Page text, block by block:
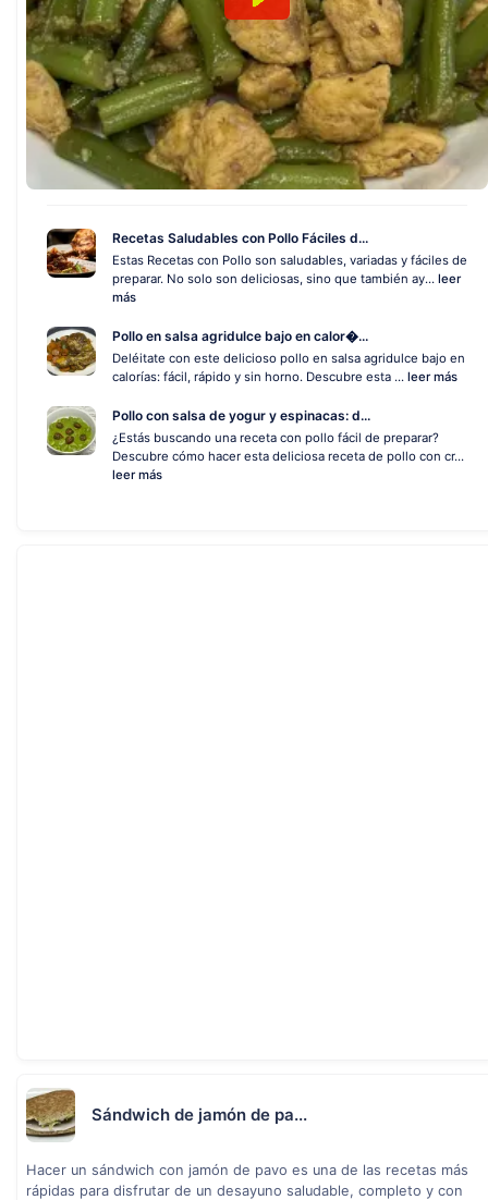
Recetas Saludables con Pollo Fáciles d...
Estas Recetas con Pollo son saludables, variadas y fáciles de
preparar. No solo son deliciosas, sino que también ay... leer
más
Pollo en salsa agridulce bajo en calor�...
Deléitate con este delicioso pollo en salsa agridulce bajo en
calorías: fácil, rápido y sin horno. Descubre esta ... leer más
Pollo con salsa de yogur y espinacas: d...
¿Estás buscando una receta con pollo fácil de preparar?
Descubre cómo hacer esta deliciosa receta de pollo con cr...
leer más
Sándwich de jamón de pa...
Hacer un sándwich con jamón de pavo es una de las recetas más
rápidas para disfrutar de un desayuno saludable, completo y con